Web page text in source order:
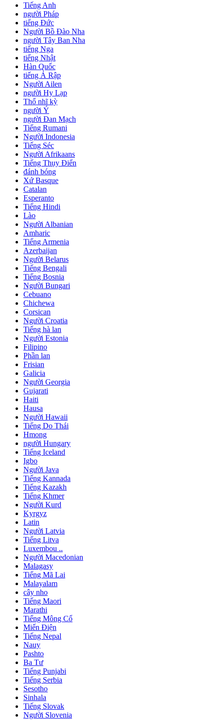
Tiếng Anh
người Pháp
tiếng Đức
Người Bồ Đào Nha
người Tây Ban Nha
tiếng Nga
tiếng Nhật
Hàn Quốc
tiếng Ả Rập
Người Ailen
người Hy Lạp
Thổ nhĩ kỳ
người Ý
người Đan Mạch
Tiếng Rumani
Người Indonesia
Tiếng Séc
Người Afrikaans
Tiếng Thụy Điển
đánh bóng
Xứ Basque
Catalan
Esperanto
Tiếng Hindi
Lào
Người Albanian
Amharic
Tiếng Armenia
Azerbaijan
Người Belarus
Tiếng Bengali
Tiếng Bosnia
Người Bungari
Cebuano
Chichewa
Corsican
Người Croatia
Tiếng hà lan
Người Estonia
Filipino
Phần lan
Frisian
Galicia
Người Georgia
Gujarati
Haiti
Hausa
Người Hawaii
Tiếng Do Thái
Hmong
người Hungary
Tiếng Iceland
Igbo
Người Java
Tiếng Kannada
Tiếng Kazakh
Tiếng Khmer
Người Kurd
Kyrgyz
Latin
Người Latvia
Tiếng Litva
Luxembou ..
Người Macedonian
Malagasy
Tiếng Mã Lai
Malayalam
cây nho
Tiếng Maori
Marathi
Tiếng Mông Cổ
Miến Điện
Tiếng Nepal
Nauy
Pashto
Ba Tư
Tiếng Punjabi
Tiếng Serbia
Sesotho
Sinhala
Tiếng Slovak
Người Slovenia